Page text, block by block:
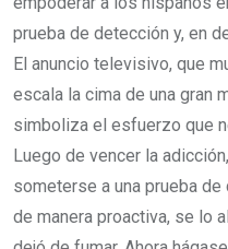
prueba de detección y, en
El anuncio televisivo, que
escala la cima de una gran
simboliza el esfuerzo que
Luego de vencer la
someterse a una prueba
de manera proactiva, se lo